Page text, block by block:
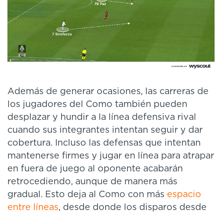
Además de generar ocasiones, las carreras de
los jugadores del Como también pueden
desplazar y hundir a la línea defensiva rival
cuando sus integrantes intentan seguir y dar
cobertura. Incluso las defensas que intentan
mantenerse firmes y jugar en línea para atrapar
en fuera de juego al oponente acabarán
retrocediendo, aunque de manera más
gradual. Esto deja al Como con más espacio
entre líneas, desde donde los disparos desde